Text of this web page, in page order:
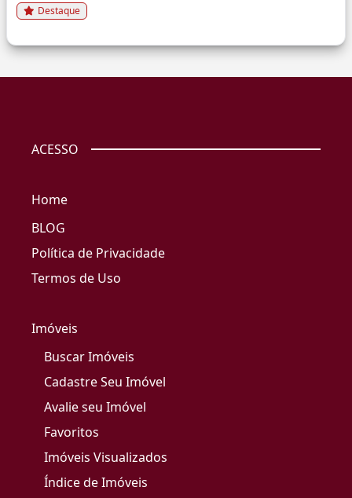
Destaque
ACESSO
Home
BLOG
Política de Privacidade
Termos de Uso
Imóveis
Buscar Imóveis
Cadastre Seu Imóvel
Avalie seu Imóvel
Favoritos
Imóveis Visualizados
Índice de Imóveis